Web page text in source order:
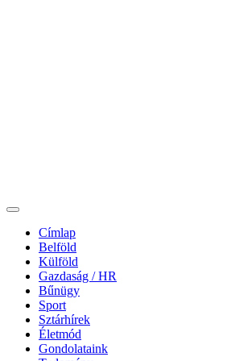
Címlap
Belföld
Külföld
Gazdaság / HR
Bűnügy
Sport
Sztárhírek
Életmód
Gondolataink